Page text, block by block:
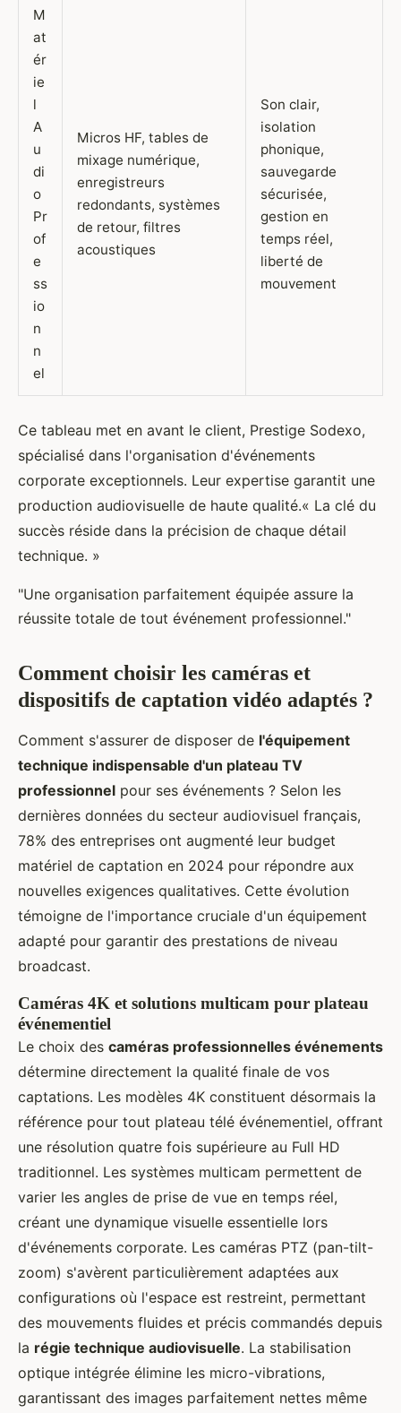
M
at
ér
ie
l
A
u
di
o
Pr
of
e
ss
io
n
n
el
Micros HF, tables de
mixage numérique,
enregistreurs
redondants, systèmes
de retour, filtres
acoustiques
Son clair,
isolation
phonique,
sauvegarde
sécurisée,
gestion en
temps réel,
liberté de
mouvement
Ce tableau met en avant le client, Prestige Sodexo,
spécialisé dans l'organisation d'événements
corporate exceptionnels. Leur expertise garantit une
production audiovisuelle de haute qualité.« La clé du
succès réside dans la précision de chaque détail
technique. »
"Une organisation parfaitement équipée assure la
réussite totale de tout événement professionnel."
Comment choisir les caméras et
dispositifs de captation vidéo adaptés ?
Comment s'assurer de disposer de l'équipement
technique indispensable d'un plateau TV
professionnel pour ses événements ? Selon les
dernières données du secteur audiovisuel français,
78% des entreprises ont augmenté leur budget
matériel de captation en 2024 pour répondre aux
nouvelles exigences qualitatives. Cette évolution
témoigne de l'importance cruciale d'un équipement
adapté pour garantir des prestations de niveau
broadcast.
Caméras 4K et solutions multicam pour plateau
événementiel
Le choix des caméras professionnelles événements
détermine directement la qualité finale de vos
captations. Les modèles 4K constituent désormais la
référence pour tout plateau télé événementiel, offrant
une résolution quatre fois supérieure au Full HD
traditionnel. Les systèmes multicam permettent de
varier les angles de prise de vue en temps réel,
créant une dynamique visuelle essentielle lors
d'événements corporate. Les caméras PTZ (pan-tilt-
zoom) s'avèrent particulièrement adaptées aux
configurations où l'espace est restreint, permettant
des mouvements fluides et précis commandés depuis
la régie technique audiovisuelle. La stabilisation
optique intégrée élimine les micro-vibrations,
garantissant des images parfaitement nettes même